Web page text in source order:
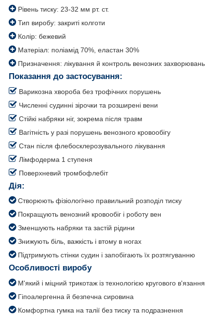
Рівень тиску: 23-32 мм рт. ст.
Тип виробу: закриті колготи
Колір: бежевий
Матеріал: поліамід 70%, еластан 30%
Призначення: лікування й контроль венозних захворювань
Показання до застосування:
Варикозна хвороба без трофічних порушень
Численні судинні зірочки та розширені вени
Стійкі набряки ніг, зокрема після травм
Вагітність у разі порушень венозного кровообігу
Стан після флебосклерозувального лікування
Лімфодерма 1 ступеня
Поверхневий тромбофлебіт
Дія:
Створюють фізіологічно правильний розподіл тиску
Покращують венозний кровообіг і роботу вен
Зменшують набряки та застій рідини
Знижують біль, важкість і втому в ногах
Підтримують стінки судин і запобігають їх розтягуванню
Особливості виробу
М'який і міцний трикотаж із технологією кругового в'язання
Гіпоалергенна й безпечна сировина
Комфортна гумка на талії без тиску та подразнення